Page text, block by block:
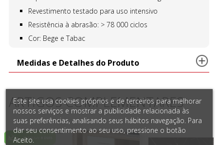
Revestimento testado para uso intensivo
Resistência à abrasão: > 78 000 ciclos
Cor: Bege e Tabac
Medidas e Detalhes do Produto
ARTIGOS COMPLEMENTARES
Este site usa cookies próprios e de terceiros para melhorar
nossos serviços e mostrar a publicidade relacionada às
suas preferências, analisando seus hábitos navegação. Para
dar seu consentimento ao seu uso, pressione o botão
Aceito.